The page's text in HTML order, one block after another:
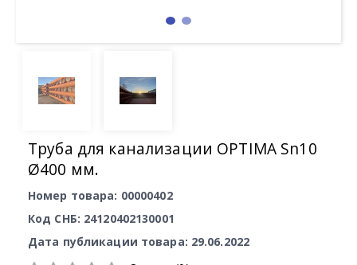
Труба для канализации OPTIMA Sn10
Ø400 мм.
Номер товара: 00000402
Код СНБ: 24120402130001
Дата публикации товара: 29.06.2022